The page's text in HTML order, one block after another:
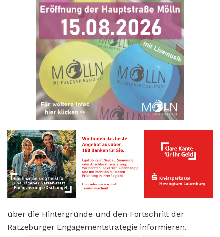
über die Hintergründe und den Fortschritt der
Ratzeburger Engagementstrategie informieren.